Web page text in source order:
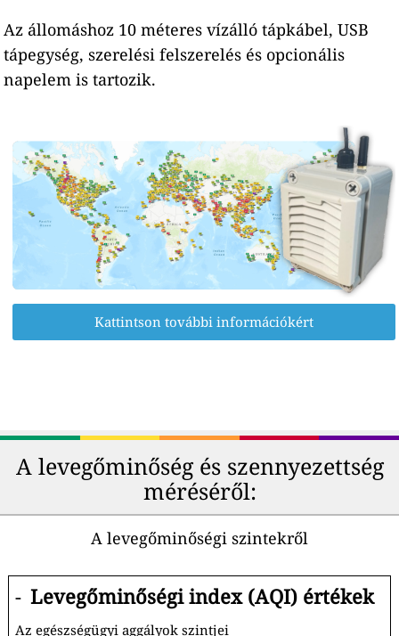
Az állomáshoz 10 méteres vízálló tápkábel, USB
tápegység, szerelési felszerelés és opcionális
napelem is tartozik.
Kattintson további információkért
A levegőminőség és szennyezettség
méréséről:
A levegőminőségi szintekről
- Levegőminőségi index (AQI) értékek
Az egészségügyi aggályok szintjei